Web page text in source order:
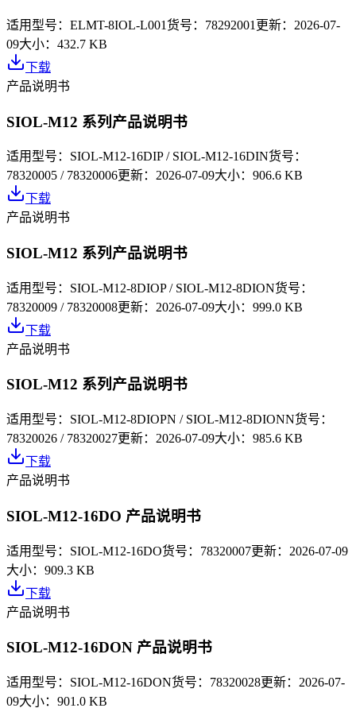
适用型号： ELMT-8IOL-L001货号： 78292001 更新： 2026-07-
09大小： 432.7 KB
下载
产品说明书
SIOL-M12 系列产品说明书
适用型号： SIOL-M12-16DIP / SIOL-M12-16DIN货号：
78320005 / 78320006更新： 2026-07-09大小： 906.6 KB
下载
产品说明书
SIOL-M12 系列产品说明书
适用型号： SIOL-M12-8DIOP / SIOL-M12-8DION货号：
78320009 / 78320008更新： 2026-07-09大小： 999.0 KB
下载
产品说明书
SIOL-M12 系列产品说明书
适用型号： SIOL-M12-8DIOPN / SIOL-M12-8DIONN货号：
78320026 / 78320027更新： 2026-07-09大小： 985.6 KB
下载
产品说明书
SIOL-M12-16DO 产品说明书
适用型号： SIOL-M12-16DO货号： 78320007更新： 2026-07-09
大小： 909.3 KB
下载
产品说明书
SIOL-M12-16DON 产品说明书
适用型号： SIOL-M12-16DON货号： 78320028更新： 2026-07-
09大小： 901.0 KB